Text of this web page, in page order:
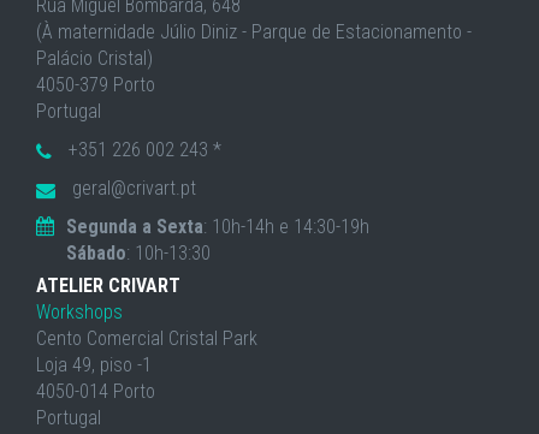
Rua Miguel Bombarda, 648
(À maternidade Júlio Diniz - Parque de Estacionamento -
Palácio Cristal)
4050-379 Porto
Portugal
+351 226 002 243 *
geral@crivart.pt
Segunda a Sexta: 10h-14h e 14:30-19h
Sábado: 10h-13:30
ATELIER CRIVART
Workshops
Cento Comercial Cristal Park
Loja 49, piso -1
4050-014 Porto
Portugal